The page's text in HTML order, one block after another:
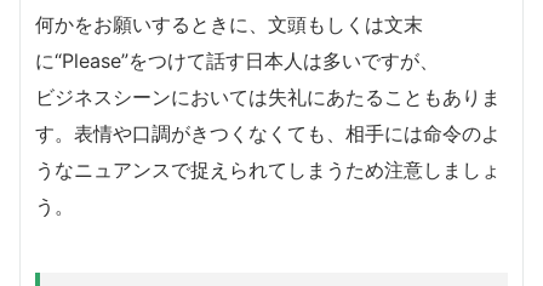
何かをお願いするときに、文頭もしくは文末
に“Please”をつけて話す日本人は多いですが、
ビジネスシーンにおいては失礼にあたることもありま
す。表情や口調がきつくなくても、相手には命令のよ
うなニュアンスで捉えられてしまうため注意しましょ
う。